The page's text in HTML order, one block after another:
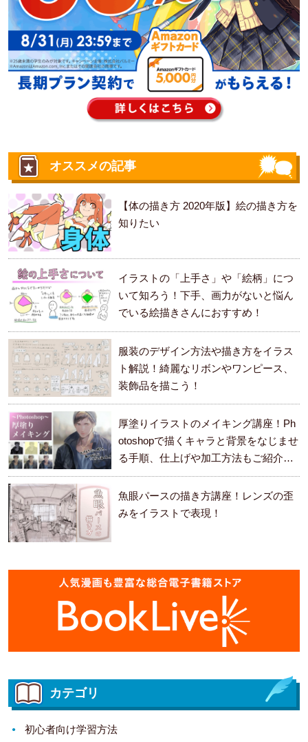
オススメの記事
【体の描き方 2020年版】絵の描き方を
知りたい
イラストの「上手さ」や「絵柄」につ
いて知ろう！下手、画力がないと悩ん
でいる絵描きさんにおすすめ！
服装のデザイン方法や描き方をイラス
ト解説！綺麗なリボンやワンピース、
装飾品を描こう！
厚塗りイラストのメイキング講座！Ph
otoshopで描くキャラと背景をなじませ
る手順、仕上げや加工方法もご紹介し
ます。
魚眼パースの描き方講座！レンズの歪
みをイラストで表現！
カテゴリ
初心者向け学習方法